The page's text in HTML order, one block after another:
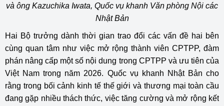
và ông Kazuchika Iwata, Quốc vụ khanh Văn phòng Nội các
Nhật Bản
Hai Bộ trưởng dành thời gian trao đổi các vấn đề hai bên
cùng quan tâm như việc mở rộng thành viên CPTPP, đàm
phán nâng cấp một số nội dung trong CPTPP và ưu tiên của
Việt Nam trong năm 2026. Quốc vụ khanh Nhật Bản cho
rằng trong bối cảnh kinh tế thế giới và thương mại toàn cầu
đang gặp nhiều thách thức, việc tăng cường và mở rộng kết